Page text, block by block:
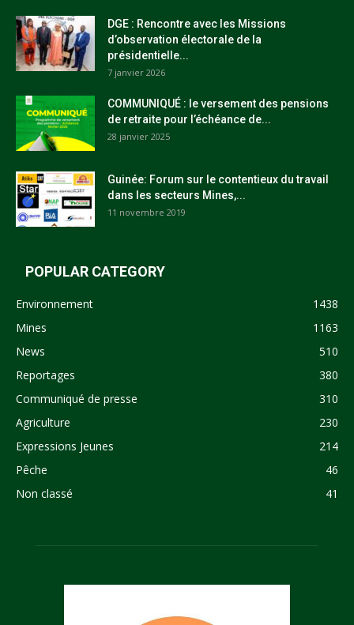
DGE : Rencontre avec les Missions
d’observation électorale de la
présidentielle...
7 janvier 2026
COMMUNIQUÉ : le versement des pensions
de retraite pour l’échéance de...
28 janvier 2025
Guinée: Forum sur le contentieux du travail
dans les secteurs Mines,...
11 novembre 2019
POPULAR CATEGORY
Environnement
1438
Mines
1163
News
510
Reportages
380
Communiqué de presse
310
Agriculture
230
Expressions Jeunes
214
Pêche
46
Non classé
41